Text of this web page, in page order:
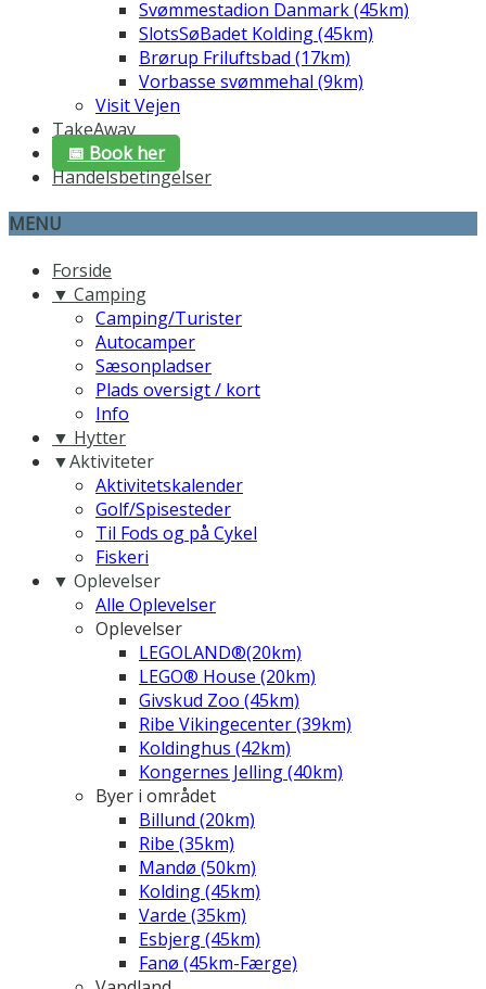
Svømmestadion Danmark (45km)
SlotsSøBadet Kolding (45km)
Brørup Friluftsbad (17km)
Vorbasse svømmehal (9km)
Visit Vejen
TakeAway
📅 Book her
Handelsbetingelser
MENU
Forside
▼ Camping
Camping/Turister
Autocamper
Sæsonpladser
Plads oversigt / kort
Info
▼ Hytter
▼Aktiviteter
Aktivitetskalender
Golf/Spisesteder
Til Fods og på Cykel
Fiskeri
▼ Oplevelser
Alle Oplevelser
Oplevelser
LEGOLAND®(20km)
LEGO® House (20km)
Givskud Zoo (45km)
Ribe Vikingecenter (39km)
Koldinghus (42km)
Kongernes Jelling (40km)
Byer i området
Billund (20km)
Ribe (35km)
Mandø (50km)
Kolding (45km)
Varde (35km)
Esbjerg (45km)
Fanø (45km-Færge)